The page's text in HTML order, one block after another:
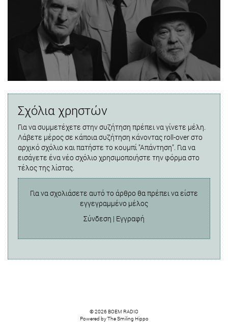
Σχόλια χρηστών
Για να συμμετέχετε στην συζήτηση πρέπει να γίνετε μέλη.
Λάβετε μέρος σε κάποια συζήτηση κάνοντας roll-over στο
αρχικό σχόλιο και πατήστε το κουμπί "Απάντηση". Για να
εισάγετε ένα νέο σχόλιο χρησιμοποιήστε την φόρμα στο
τέλος της λίστας.
Για να σχολιάσετε αυτό το άρθρο θα πρέπει να είστε
εγγεγραμμένο μέλος
Σύνδεση | Εγγραφή
© 2026 BOEM RADIO
Powered byThe Smiling Hippo